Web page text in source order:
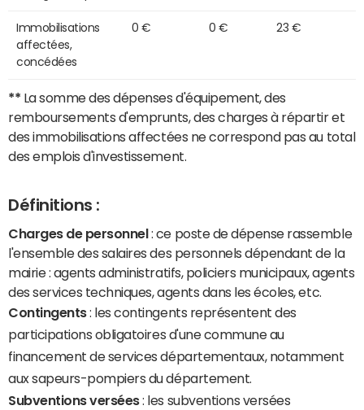
Immobilisations
affectées,
concédées
0 € 0 € 23 €
** La somme des dépenses d'équipement, des
remboursements d'emprunts, des charges à répartir et
des immobilisations affectées ne correspond pas au total
des emplois d'investissement.
Définitions :
Charges de personnel : ce poste de dépense rassemble
l'ensemble des salaires des personnels dépendant de la
mairie : agents administratifs, policiers municipaux, agents
des services techniques, agents dans les écoles, etc.
Contingents: les contingents représentent des
participations obligatoires d'une commune au
financement de services départementaux, notamment
aux sapeurs-pompiers du département.
Subventions versées: les subventions versées